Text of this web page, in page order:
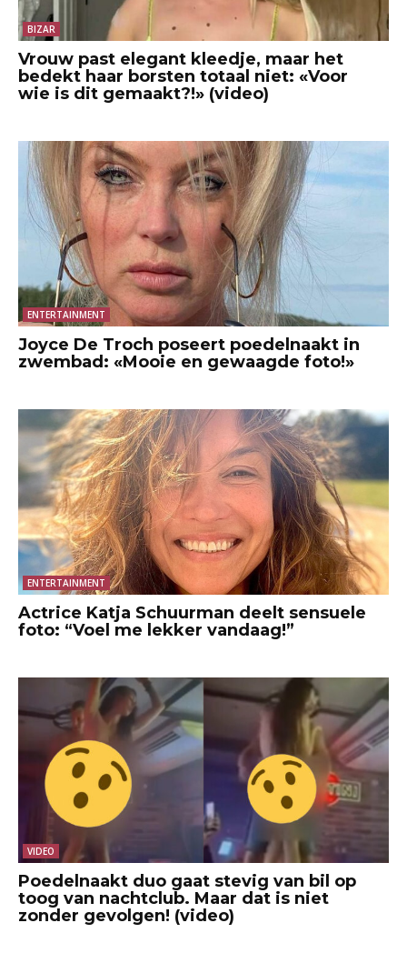
BIZAR
Vrouw past elegant kleedje, maar het
bedekt haar borsten totaal niet: «Voor
wie is dit gemaakt?!» (video)
ENTERTAINMENT
Joyce De Troch poseert poedelnaakt in
zwembad: «Mooie en gewaagde foto!»
ENTERTAINMENT
Actrice Katja Schuurman deelt sensuele
foto: “Voel me lekker vandaag!”
VIDEO
Poedelnaakt duo gaat stevig van bil op
toog van nachtclub. Maar dat is niet
zonder gevolgen! (video)